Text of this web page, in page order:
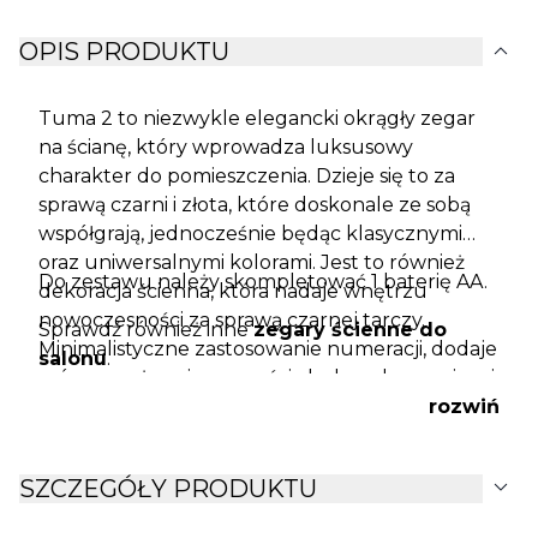
OPIS PRODUKTU expand_more
Tuma 2 to niezwykle elegancki okrągły zegar
na ścianę, który wprowadza luksusowy
charakter do pomieszczenia. Dzieje się to za
sprawą czarni i złota, które doskonale ze sobą
współgrają, jednocześnie będąc klasycznymi
oraz uniwersalnymi kolorami. Jest to również
dekoracja ścienna, która nadaje wnętrzu
nowoczesności za sprawą czarnej tarczy.
Minimalistyczne zastosowanie numeracji, dodaje
zrównoważonej surowości, doskonale pasującej
Do zestawu należy skompletować 1 baterię AA.
Sprawdź również innezegary ścienne do
salonu.
rozwiń
SZCZEGÓŁY PRODUKTU expand_more